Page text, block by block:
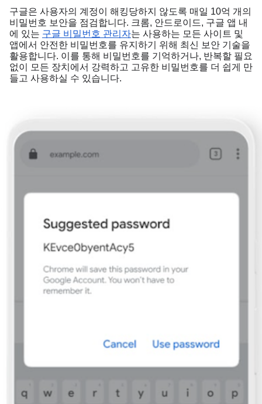
구글은 사용자의 계정이 해킹당하지 않도록 매일 10억 개의
비밀번호 보안을 점검합니다. 크롬, 안드로이드, 구글 앱 내
에 있는 구글 비밀번호 관리자는 사용하는 모든 사이트 및
앱에서 안전한 비밀번호를 유지하기 위해 최신 보안 기술을
활용합니다. 이를 통해 비밀번호를 기억하거나, 반복할 필요
없이 모든 장치에서 강력하고 고유한 비밀번호를 더 쉽게 만
들고 사용하실 수 있습니다.